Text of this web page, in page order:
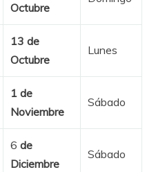
Octubre
13 de
Octubre
Lunes
1 de
Noviembre
Sábado
6 de
Diciembre
Sábado